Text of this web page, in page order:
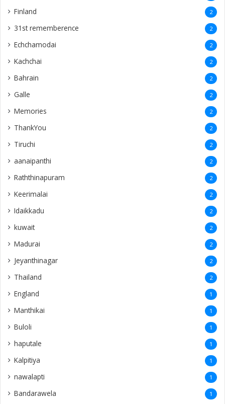
Finland 2
31st rememberence 2
Echchamodai 2
Kachchai 2
Bahrain 2
Galle 2
Memories 2
ThankYou 2
Tiruchi 2
aanaipanthi 2
Raththinapuram 2
Keerimalai 2
Idaikkadu 2
kuwait 2
Madurai 2
Jeyanthinagar 2
Thailand 2
England 1
Manthikai 1
Buloli 1
haputale 1
Kalpitiya 1
nawalapti 1
Bandarawela 1